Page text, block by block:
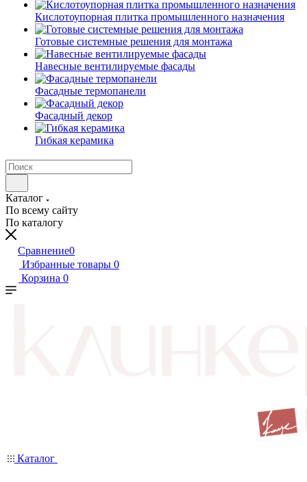
Кислотоупорная плитка промышленного назначения
Готовые системные решения для монтажа
Навесные вентилируемые фасады
Фасадные термопанели
Фасадный декор
Гибкая керамика
Каталог
По всему сайту
По каталогу
Сравнение0
Избранные товары 0
Корзина 0
Каталог